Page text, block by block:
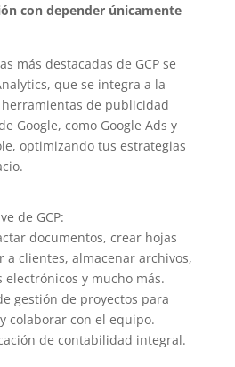
con depender únicamente
más destacadas de GCP se
que se integra a la
de publicidad
Google, como Google Ads y
optimizando tus estrategias
de GCP:
documentos, crear hojas
a clientes, almacenar archivos,
electrónicos y mucho más.
gestión de proyectos para
colaborar con el equipo.
de contabilidad integral.